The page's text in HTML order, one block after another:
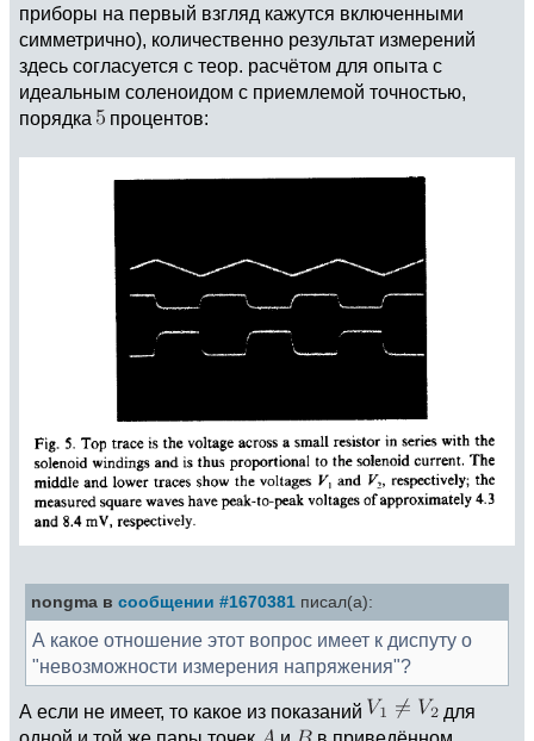
приборы на первый взгляд кажутся включенными
симметрично), количественно результат измерений
здесь согласуется с теор. расчётом для опыта с
идеальным соленоидом с приемлемой точностью,
порядка
процентов:
nongma в сообщении #1670381 писал(а):
А какое отношение этот вопрос имеет к диспуту о
"невозможности измерения напряжения"?
А если не имеет, то какое из показаний
для